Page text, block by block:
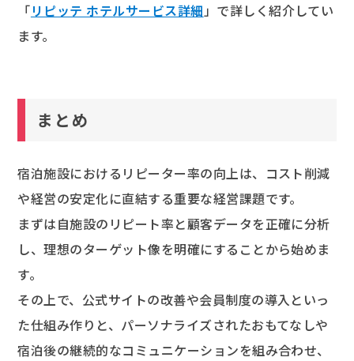
「リピッテ ホテルサービス詳細」で詳しく紹介してい
ます。
まとめ
宿泊施設におけるリピーター率の向上は、コスト削減
や経営の安定化に直結する重要な経営課題です。
まずは自施設のリピート率と顧客データを正確に分析
し、理想のターゲット像を明確にすることから始めま
す。
その上で、公式サイトの改善や会員制度の導入といっ
た仕組み作りと、パーソナライズされたおもてなしや
宿泊後の継続的なコミュニケーションを組み合わせ、